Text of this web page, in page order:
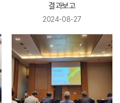
결과보고
2024-08-27